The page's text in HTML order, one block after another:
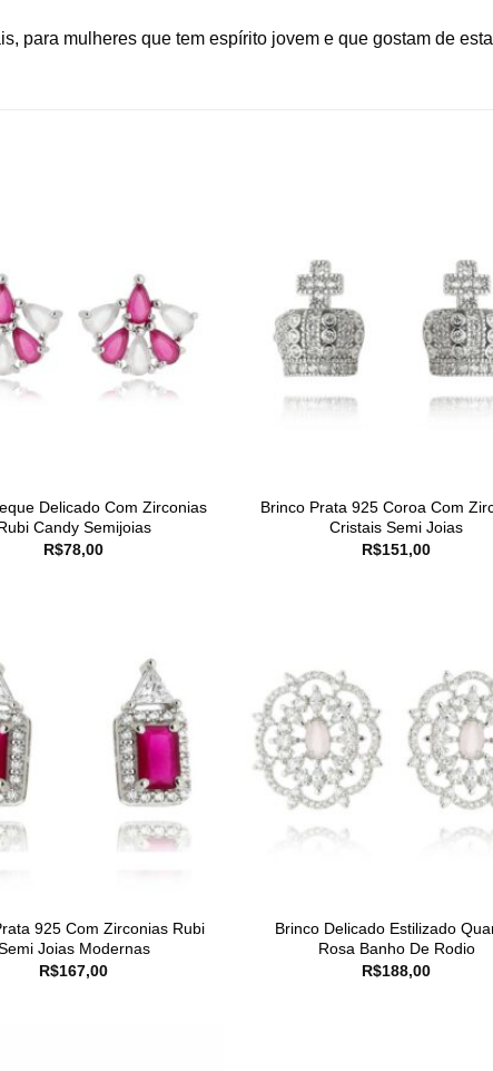
para mulheres que tem espírito jovem e que gostam de
Delicado Com Zirconias
Candy Semijoias
R$78,00
Brinco Prata 925 Coroa Com
Cristais Semi Joias
R$151,00
925 Com Zirconias Rubi
Joias Modernas
R$167,00
Brinco Delicado Estilizado
Rosa Banho De Rodio
R$188,00